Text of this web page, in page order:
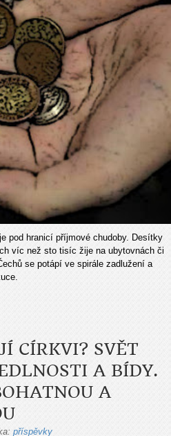
pod hranicí příjmové chudoby. Desítky
víc než sto tisíc žije na ubytovnách či
se potápí ve spirále zadlužení a
CÍRKVI? SVĚT
A BÍDY.
A
příspěvky